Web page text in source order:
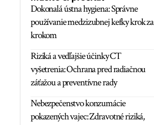
Dokonalá ústna hygiena: Správne
používanie medzizubnej kefky krok za
krokom
Riziká a vedľajšie účinky CT
vyšetrenia: Ochrana pred radiačnou
záťažou a preventívne rady
Nebezpečenstvo konzumácie
pokazených vajec: Zdravotné riziká,